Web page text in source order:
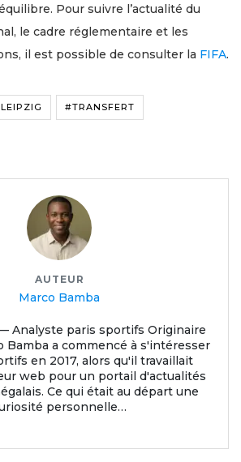
Pour suivre l’actualité du
le cadre réglementaire et les
il est possible de consulter la FIFA.
#TRANSFERT
AUTEUR
Marco Bamba
Analyste paris sportifs Originaire
Bamba a commencé à s'intéresser
en 2017, alors qu'il travaillait
web pour un portail d'actualités
Ce qui était au départ une
personnelle…